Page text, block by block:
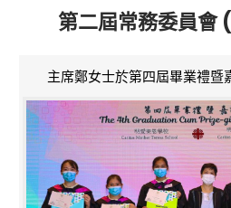
第二屆常務委員
主席鄭女士於第四屆畢業禮暨